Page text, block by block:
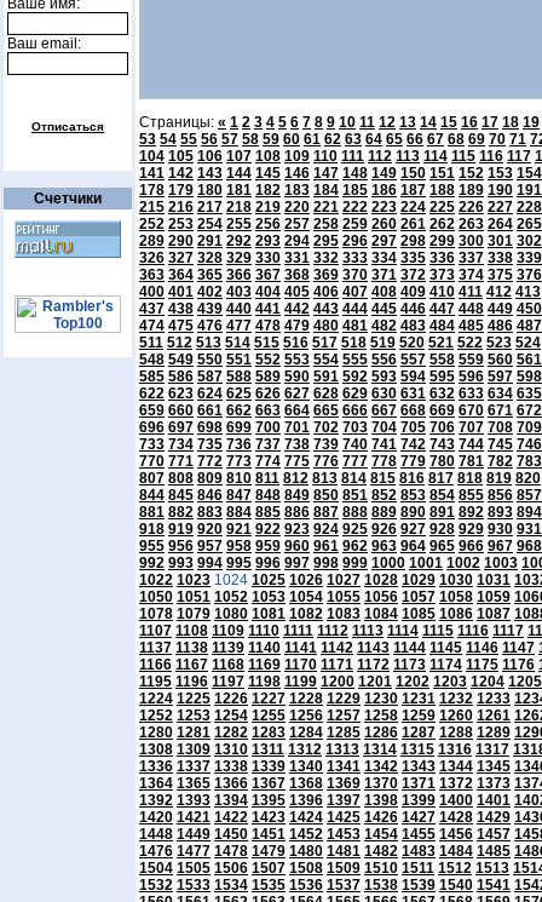
Ваше имя:
Ваш email:
Отписаться
Счетчики
Страницы: « 1 2 3 4 5 6 7 8 9 10 11 12 13 14 15 16 17 18 19
53 54 55 56 57 58 59 60 61 62 63 64 65 66 67 68 69 70 71
104 105 106 107 108 109 110 111 112 113 114 115 116 117
141 142 143 144 145 146 147 148 149 150 151 152 153 154
178 179 180 181 182 183 184 185 186 187 188 189 190 191
215 216 217 218 219 220 221 222 223 224 225 226 227 228
252 253 254 255 256 257 258 259 260 261 262 263 264 265
289 290 291 292 293 294 295 296 297 298 299 300 301 302
326 327 328 329 330 331 332 333 334 335 336 337 338 339
363 364 365 366 367 368 369 370 371 372 373 374 375 376
400 401 402 403 404 405 406 407 408 409 410 411 412 413
437 438 439 440 441 442 443 444 445 446 447 448 449 450
474 475 476 477 478 479 480 481 482 483 484 485 486 487
511 512 513 514 515 516 517 518 519 520 521 522 523 524
548 549 550 551 552 553 554 555 556 557 558 559 560 561
585 586 587 588 589 590 591 592 593 594 595 596 597 598
622 623 624 625 626 627 628 629 630 631 632 633 634 635
659 660 661 662 663 664 665 666 667 668 669 670 671 672
696 697 698 699 700 701 702 703 704 705 706 707 708 709
733 734 735 736 737 738 739 740 741 742 743 744 745 746
770 771 772 773 774 775 776 777 778 779 780 781 782 783
807 808 809 810 811 812 813 814 815 816 817 818 819 820
844 845 846 847 848 849 850 851 852 853 854 855 856 857
881 882 883 884 885 886 887 888 889 890 891 892 893 894
918 919 920 921 922 923 924 925 926 927 928 929 930 931
955 956 957 958 959 960 961 962 963 964 965 966 967 968
992 993 994 995 996 997 998 999 1000 1001 1002 1003
1022 1023 1024 1025 1026 1027 1028 1029 1030 1031
1050 1051 1052 1053 1054 1055 1056 1057 1058 1059
1078 1079 1080 1081 1082 1083 1084 1085 1086 1087
1107 1108 1109 1110 1111 1112 1113 1114 1115 1116 1117
1137 1138 1139 1140 1141 1142 1143 1144 1145 1146 1147
1166 1167 1168 1169 1170 1171 1172 1173 1174 1175 1176
1195 1196 1197 1198 1199 1200 1201 1202 1203 1204 1205
1224 1225 1226 1227 1228 1229 1230 1231 1232 1233
1252 1253 1254 1255 1256 1257 1258 1259 1260 1261
1280 1281 1282 1283 1284 1285 1286 1287 1288 1289
1308 1309 1310 1311 1312 1313 1314 1315 1316 1317
1336 1337 1338 1339 1340 1341 1342 1343 1344 1345
1364 1365 1366 1367 1368 1369 1370 1371 1372 1373
1392 1393 1394 1395 1396 1397 1398 1399 1400 1401
1420 1421 1422 1423 1424 1425 1426 1427 1428 1429
1448 1449 1450 1451 1452 1453 1454 1455 1456 1457
1476 1477 1478 1479 1480 1481 1482 1483 1484 1485
1504 1505 1506 1507 1508 1509 1510 1511 1512 1513
1532 1533 1534 1535 1536 1537 1538 1539 1540 1541